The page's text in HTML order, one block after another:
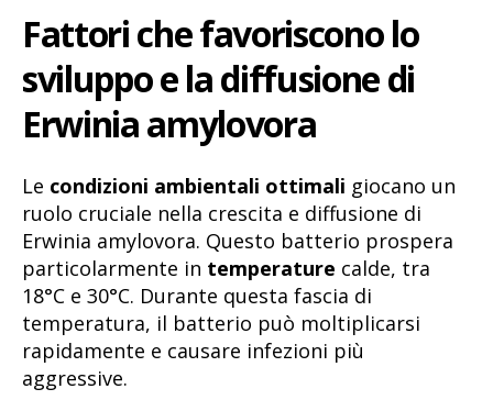
Fattori che favoriscono lo
sviluppo e la diffusione di
Erwinia amylovora
Le condizioni ambientali ottimali giocano un
ruolo cruciale nella crescita e diffusione di
Erwinia amylovora. Questo batterio prospera
particolarmente in temperature calde, tra
18°C e 30°C. Durante questa fascia di
temperatura, il batterio può moltiplicarsi
rapidamente e causare infezioni più
aggressive.